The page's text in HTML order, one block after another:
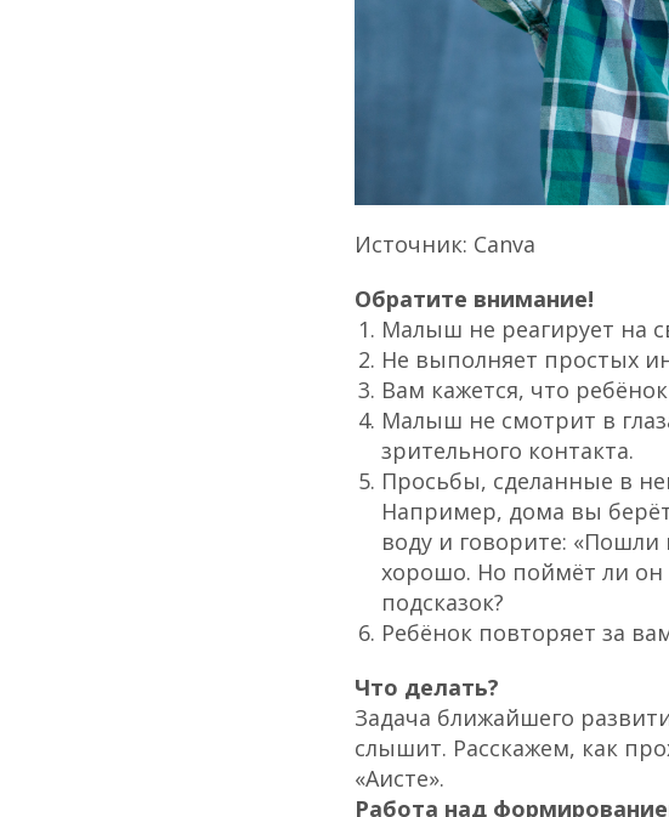
Источник: Canva
Обратите внимание!
Малыш не реагирует на
Не выполняет простых
Вам кажется, что
Малыш не смотрит в
зрительного контакта.
Просьбы, сделанные в
Например, дома вы
воду и говорите: «Пошли
хорошо. Но поймёт ли он
подсказок?
Ребёнок повторяет за
Что делать?
Задача ближайшего
слышит. Расскажем, как
«Аисте».
Работа над